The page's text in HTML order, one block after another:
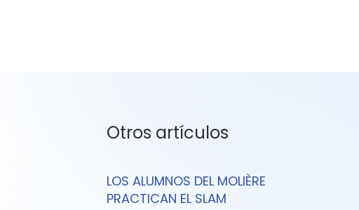
Otros artículos
LOS ALUMNOS DEL MOLIÈRE
PRACTICAN EL SLAM